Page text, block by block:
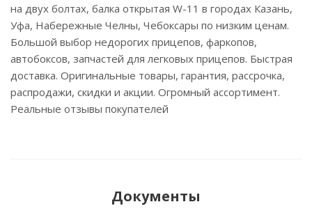
на двух болтах, балка открытая W-11 в городах Казань,
Уфа, Набережные Челны, Чебоксары по низким ценам.
Большой выбор недорогих прицепов, фаркопов,
автобоксов, запчастей для легковых прицепов. Быстрая
доставка. Оригинальные товары, гарантия, рассрочка,
распродажи, скидки и акции. Огромный ассортимент.
Реальные отзывы покупателей
Документы